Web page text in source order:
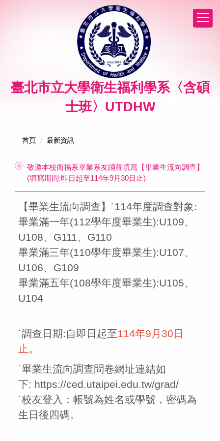
臺北市立大學衛生福利學系〈含碩
士班〉UTDHW
首頁 最新資訊
敬邀本校衛福系畢業系友踴躍填寫【畢業生流向調查】
(填寫期間:即日起至114年9月30日止)
【畢業生流向調查】˙114年度調查對象:
畢業滿一年(112學年度畢業生):U109、
U108、G111、G110
畢業滿三年(110學年度畢業生):U107、
U106、G109
畢業滿五年(108學年度畢業生):U105、
U104
˙調查日期:自即日起至114年9月30日
止。
˙畢業生流向調查問卷網址連結如
下: https://ced.utaipei.edu.tw/grad/
˙校友登入：帳號為姓名或學號，密碼為
生日後四碼。